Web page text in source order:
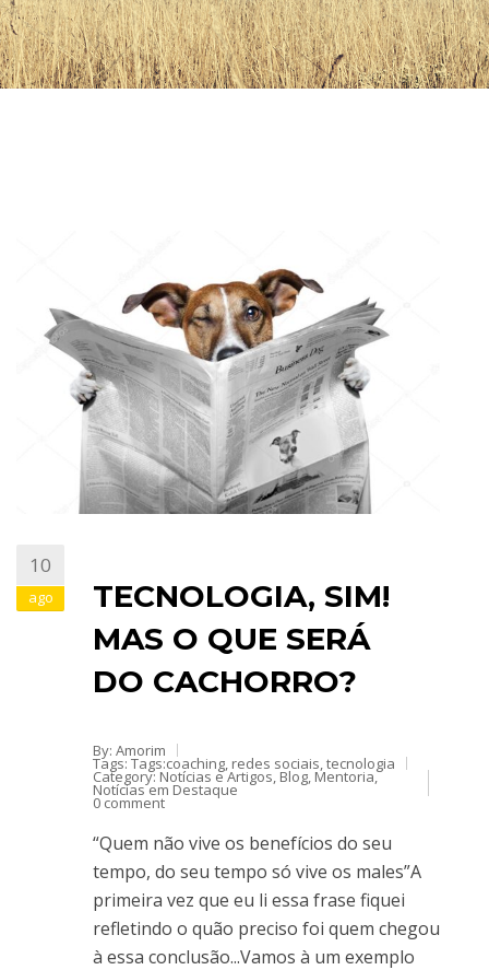
10
ago
TECNOLOGIA, SIM!
MAS O QUE SERÁ
DO CACHORRO?
By: Amorim
Tags: Tags:coaching, redes sociais,tecnologia
Category: Notícias e Artigos, Blog, Mentoria,
Notícias em Destaque
0 comment
“Quem não vive os benefícios do seu
tempo, do seu tempo só vive os males”A
primeira vez que eu li essa frase fiquei
refletindo o quão preciso foi quem chegou
à essa conclusão...Vamos à um exemplo